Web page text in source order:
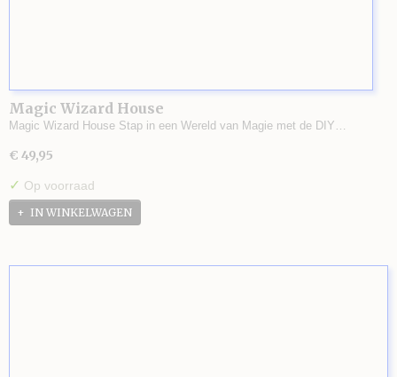
Magic Wizard House
Magic Wizard House Stap in een Wereld van Magie met de DIY…
€ 49,95
✓ Op voorraad
IN WINKELWAGEN